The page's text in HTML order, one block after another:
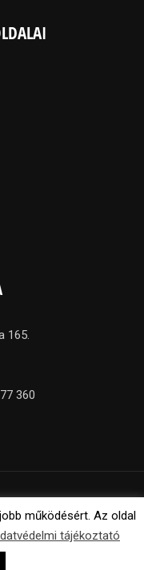
165.
360
jog fenntartva.
működésért. Az oldal
tájékoztató